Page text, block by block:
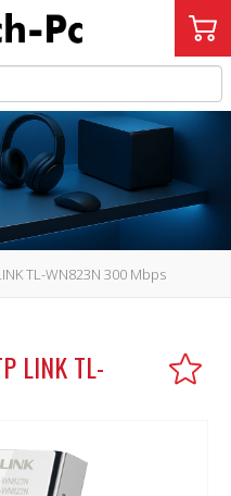
TL-WN823N 300 Mbps
LINK TL-